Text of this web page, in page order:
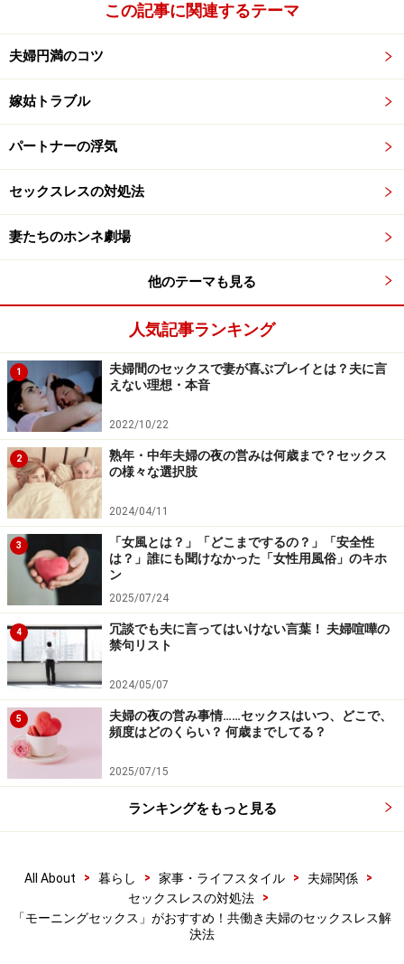
つまり、起き抜けのだんな様はすでに「臨戦態勢」。シ
ョート モーニング セックス（SMS）にはぴったりな
【朝のセックスのいいことその２】 朝は感じやすい
セックスで興奮しているとき、脳内にはノルアドレナリ
ンが分泌されています。ノルアドレナリンは、ドーパミ
ンやセロトニンと同様に神経伝達物質の一種で、神経を
これは通常、交感神経が優位になる朝から夕方にかけて
多く分泌され、身体を緊張・興奮状態にします。具体的
「物事へのやる気・意欲を高める」などの効果がありま
す。つまりは性的刺激に対しても感じやすくなるという
こと。
ノルアドレナリンが分泌されやすい朝のほうが、いつも
と同じ愛撫でも、夜よりも感じやすくなると考えられ、
ショートモーニングセックス（SMS）は「夜よりキモチ
イイSEX」になる可能性が高いのです。
【朝のセックスのいいことその３】 セックスの後はお
肌しっとり、化粧のノリも上々
セックスをしたとき、私たちの身体の中では、恋愛ホル
モン「ドーパミン」が分泌されます。
このドーパミンは、実は細胞の代謝にも関わっており、
お肌のターンオーバーの正常化をうながし、しなやかで
強くて美しい角質のバリアーを作ることが期待できま
す。
また、もう一つ男性からの性的刺激で分泌されるホルモ
ンがエストロゲン。これは女性ホルモンの一つで卵胞ホ
ルモンとも呼ばれます。主に、子宮の発育や子宮内膜の
果があります。
エストロゲンは別名「美肌ホルモン」とも呼ばれ、「肌
この記事に関連するテーマ
夫婦円満のコツ
嫁姑トラブル
パートナーの浮気
セックスレスの対処法
妻たちのホンネ劇場
他のテーマも見る
人気記事ランキング
1
夫婦間のセックスで妻が喜ぶプレイとは？夫に言
えない理想・本音
2022/10/22
2
熟年・中年夫婦の夜の営みは何歳まで？セックス
の様々な選択肢
2024/04/11
3
「女風とは？」「どこまでするの？」「安全性
は？」誰にも聞けなかった「女性用風俗」のキホ
ン
2025/07/24
4
冗談でも夫に言ってはいけない言葉！ 夫婦喧嘩の
禁句リスト
2024/05/07
5
夫婦の夜の営み事情……セックスはいつ、どこで、
頻度はどのくらい？ 何歳までしてる？
2025/07/15
ランキングをもっと見る
All About > 暮らし > 家事・ライフスタイル > 夫婦関係
>
セックスレスの対処法
>
「モーニングセックス」がおすすめ！共働き夫婦のセックスレス解
決法